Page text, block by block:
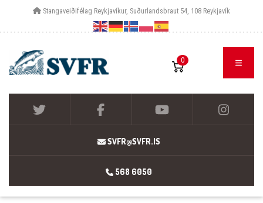
Stangaveiðifélag Reykjavíkur, Suðurlandsbraut 54, 108 Reykjavík
0
SVFR@SVFR.IS
568 6050